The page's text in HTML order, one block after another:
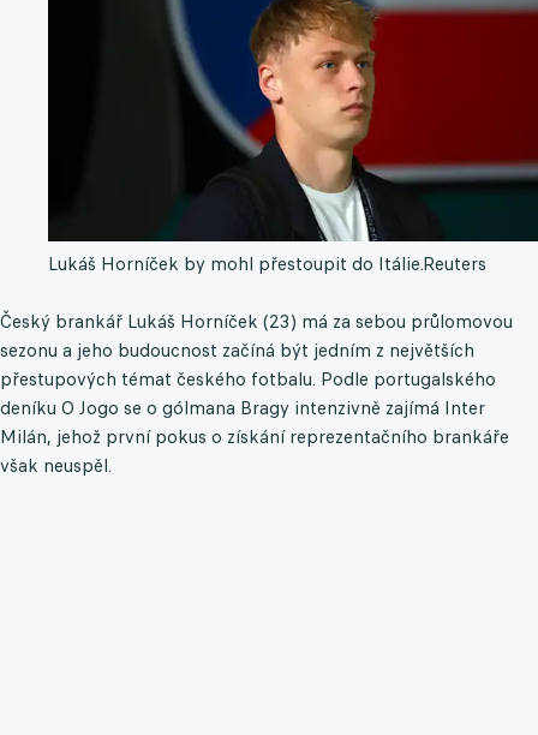
Lukáš Horníček by mohl přestoupit do Itálie.Reuters
Český brankář Lukáš Horníček (23) má za sebou průlomovou
sezonu a jeho budoucnost začíná být jedním z největších
přestupových témat českého fotbalu. Podle portugalského
deníku O Jogo se o gólmana Bragy intenzivně zajímá Inter
Milán, jehož první pokus o získání reprezentačního brankáře
však neuspěl.